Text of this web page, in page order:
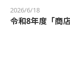
2026/6/18
令和8年度「商